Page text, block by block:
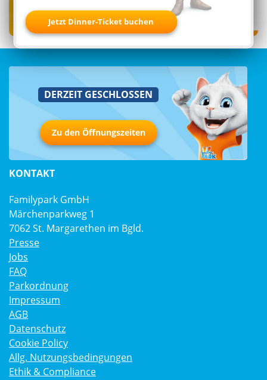
DERZEIT GESCHLOSSEN
Zu den Öffnungszeiten
KONTAKT
Familypark GmbH
Märchenparkweg 1
7062 St. Margarethen im Bgld.
Presse
Jobs
FAQ
Parkordnung
Impressum
AGB
Datenschutz
Cookie Policy
Allg. Nutzungsbedingungen
Ethik & Compliance
Jetzt Dinner-Ticket buchen